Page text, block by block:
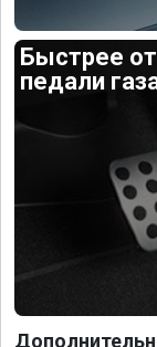
Быстрее
педали